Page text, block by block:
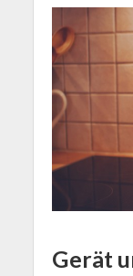
Gerät